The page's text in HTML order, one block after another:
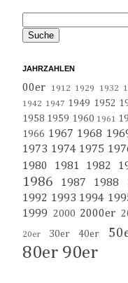
JAHRZAHLEN
00er 1912 1929 1932
1942 1947 1949 1952
1958 1959 1960 1961
1966 1967 1968
1973 1974 1975
1980
1981 1982
1986
1987 1988
1992 1993 1994
1999
2000 2000er
20er 30er 40er
80er 90er